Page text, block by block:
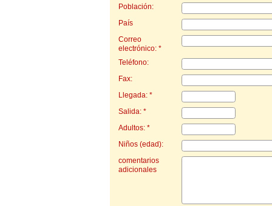
Población:
País
Correo
electrónico: *
Teléfono:
Fax:
Llegada: *
Salida: *
Adultos: *
Niños (edad):
comentarios
adicionales